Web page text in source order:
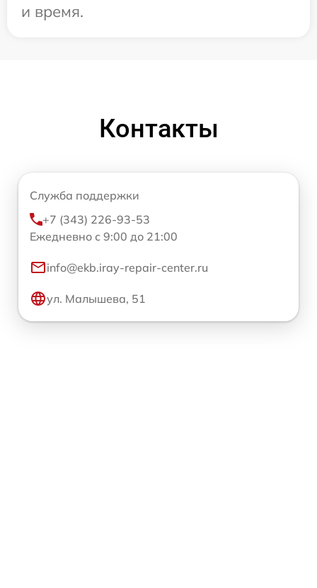
и время.
Контакты
Служба поддержки
+7 (343) 226-93-53
Ежедневно с 9:00 до 21:00
info@ekb.iray-repair-center.ru
ул. Малышева, 51